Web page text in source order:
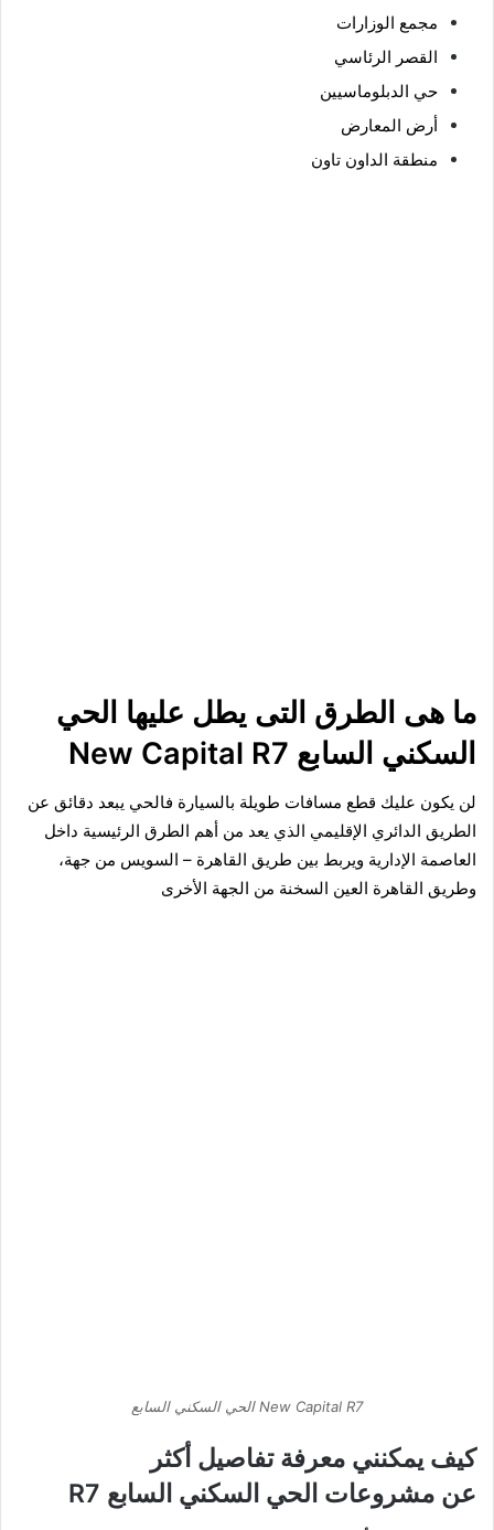
مجمع الوزارات
القصر الرئاسي
حي الدبلوماسيين
أرض المعارض
منطقة الداون تاون
ما هى الطرق التى يطل عليها الحي
السكني السابع New Capital R7
لن يكون عليك قطع مسافات طويلة بالسيارة فالحي يبعد دقائق عن
الطريق الدائري الإقليمي الذي يعد من أهم الطرق الرئيسية داخل
العاصمة الإدارية ويربط بين طريق القاهرة – السويس من جهة،
وطريق القاهرة العين السخنة من الجهة الأخرى
New Capital R7 الحي السكني السابع
كيف يمكنني معرفة تفاصيل أكثر
عن مشروعات الحي السكني السابع R7